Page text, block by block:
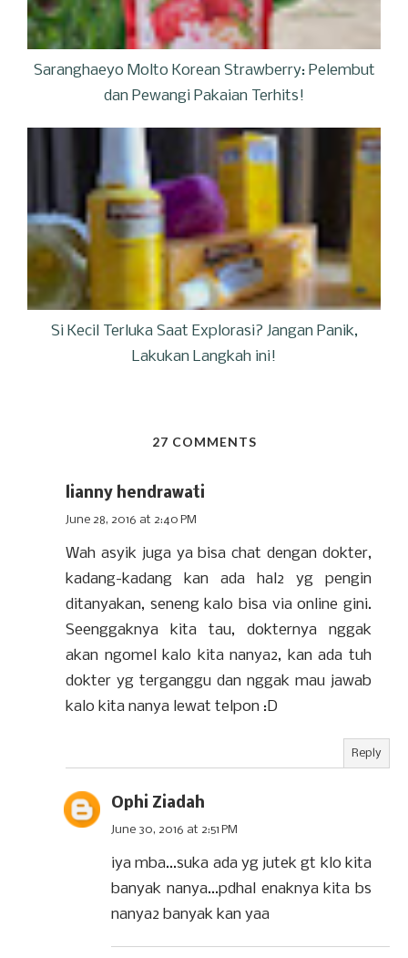
Saranghaeyo Molto Korean Strawberry: Pelembut
dan Pewangi Pakaian Terhits!
Si Kecil Terluka Saat Explorasi? Jangan Panik,
Lakukan Langkah ini!
27 COMMENTS
lianny hendrawati
June 28, 2016 at 2:40 PM
Wah asyik juga ya bisa chat dengan dokter,
kadang-kadang kan ada hal2 yg pengin
ditanyakan, seneng kalo bisa via online gini.
Seenggaknya kita tau, dokternya nggak
akan ngomel kalo kita nanya2, kan ada tuh
dokter yg terganggu dan nggak mau jawab
kalo kita nanya lewat telpon :D
Reply
Ophi Ziadah
June 30, 2016 at 2:51 PM
iya mba...suka ada yg jutek gt klo kita
banyak nanya...pdhal enaknya kita bs
nanya2 banyak kan yaa